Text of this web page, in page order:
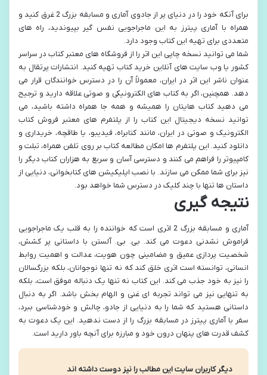
برای آنکه خود را در دنیای پر از جادوی آماری و مسابقه بزرگ 2 غرق کنید و
همراه با آماری پیترز به این ماجراجویی نفس گیر بپیوندید، راه های
متعددی برای تهیه این کتاب وجود دارد.
شما می توانید نسخه چاپی این اثر را از فروشگاه های معتبر کتاب در سراسر
کشور یا وب سایت های آنلاین خرید کتاب تهیه کنید. انتشارات پرتقال به
عنوان ناشر این اثر در ایران، معمولاً آن را در دسترس خوانندگان قرار می
دهد. همچنین، اگر به کتاب های الکترونیکی و صوتی علاقه دارید و ترجیح
می دهید کتاب هایتان را همیشه و همه جا همراه داشته باشید، می
توانید نسخه دیجیتال این کتاب را از پلتفرم های معتبر فروش کتاب
الکترونیک و صوتی در ایران، مانند کتابراه، فیدیبو، یا طاقچه، خریداری و
دانلود کنید. این پلتفرم ها امکان مطالعه کتاب بر روی تلفن همراه، تبلت و
کامپیوتر را فراهم می کنند و دسترسی آسان و سریع به هزاران کتاب دیگر را
نیز برای شما ممکن می سازند. با نصب اپلیکیشن های کتابخوانی، دنیایی از
داستان ها تنها با چند کلیک در دسترس شما خواهد بود.
نتیجه گیری
آماری و مسابقه بزرگ 2 اثری است که خواننده را به قلب یک ماجراجویی
فراموش نشدنی دعوت می کند. بی. بی. آلستن با داستانی پر کشش،
شخصیت پردازی عمیق و مضامینی چون هویت، عدالت و اهمیت روابط
انسانی، توانسته است اثری خلق کند که نه تنها نوجوانان، بلکه بزرگسالان
را نیز به خود جذب می کند. این کتاب نه تنها یک دنباله موفق است، بلکه
به تنهایی نیز می تواند تجربه ای غنی و الهام بخش باشد. اگر به دنبال
داستانی هستید که شما را به دنیایی از جادو، چالش و خودشناسی ببرد،
سفر با آماری پیترز در مسابقه بزرگ را از دست ندهید. این یک دعوت به
کشف قدرت های پنهان درون خود و مبارزه برای آنچه باور دارید است.
دیگر کاربران سایت این مطالب را نیز دوست داشته اند